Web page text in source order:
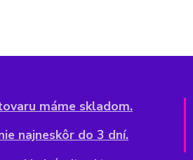
máme skladom.
najneskôr do 3 dní.